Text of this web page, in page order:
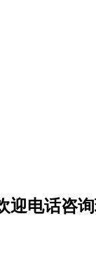
迎电话咨